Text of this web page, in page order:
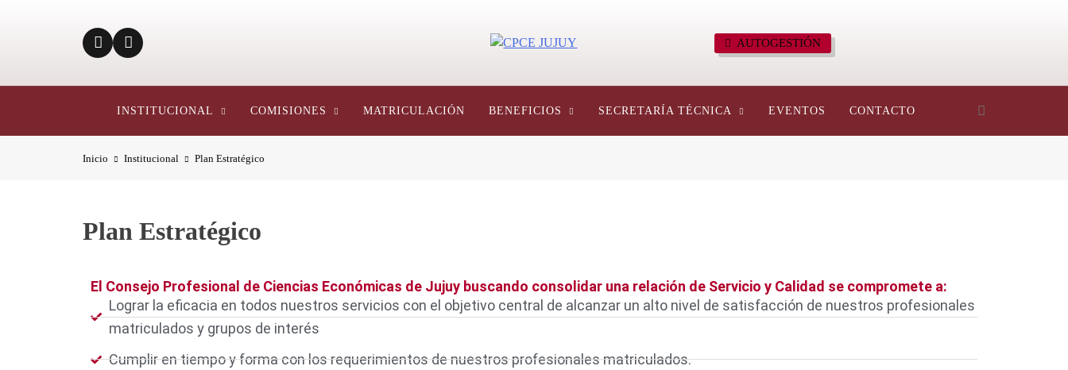
AUTOGESTIÓN
INSTITUCIONAL COMISIONES MATRICULACIÓN BENEFICIOS SECRETARÍA TÉCNICA EVENTOS CONTACTO
Inicio Institucional Plan Estratégico
Plan Estratégico
El Consejo Profesional de Ciencias Económicas de Jujuy buscando consolidar una relación de Servicio y Calidad se compromete a:
Lograr la eficacia en todos nuestros servicios con el objetivo central de alcanzar un alto nivel de satisfacción de nuestros profesionales
matriculados y grupos de interés
Cumplir en tiempo y forma con los requerimientos de nuestros profesionales matriculados.